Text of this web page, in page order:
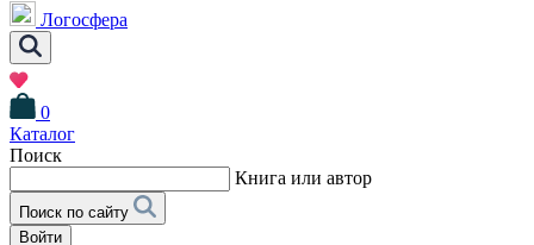
Логосфера
0
Каталог
Поиск
Книга или автор
Поиск по сайту
Войти